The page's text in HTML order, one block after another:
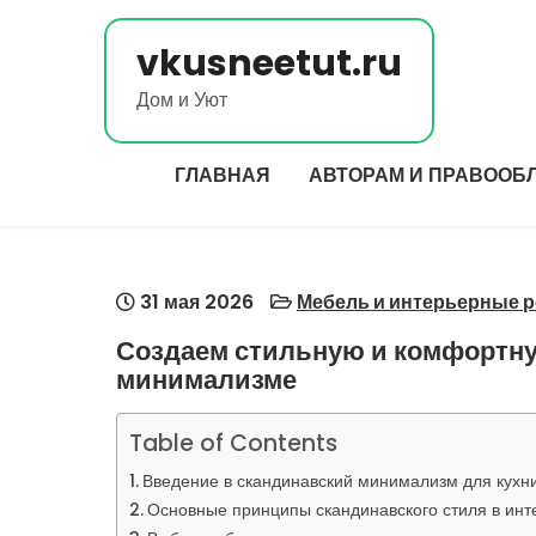
vkusneetut.ru
Дом и Уют
ГЛАВНАЯ АВТОРАМ И
31 мая 2026 Мебель и интерьерные
Создаем стильную и
минимализме
Table of Contents
Введение в скандинавский минимализм для
Основные принципы скандинавского стиля в